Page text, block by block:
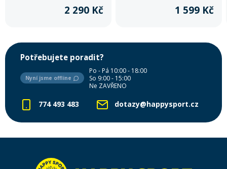
2 290 Kč 1 599 Kč
Potřebujete poradit?
Nyní jsme offline
Po - Pá 10:00 - 18:00
So 9:00 - 15:00
Ne ZAVŘENO
774 493 483 dotazy@happysport.cz